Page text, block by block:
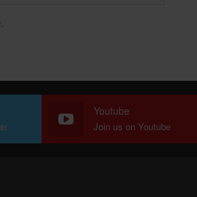
Youtube
Join us on Youtube